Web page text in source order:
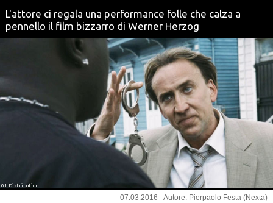
L'attore ci regala una performance folle che calza a
pennello il film bizzarro di Werner Herzog
01 Distribution
07.03.2016 - Autore: Pierpaolo Festa (Nexta)